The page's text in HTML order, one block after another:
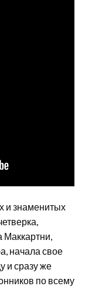
и знаменитых
начала свое
и сразу же
по всему